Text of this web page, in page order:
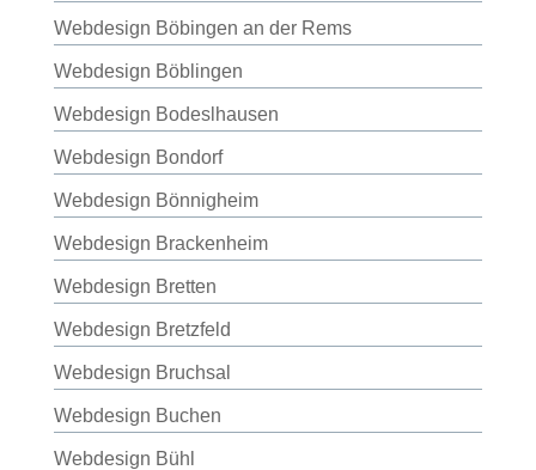
Webdesign Böbingen an der Rems
Webdesign Böblingen
Webdesign Bodeslhausen
Webdesign Bondorf
Webdesign Bönnigheim
Webdesign Brackenheim
Webdesign Bretten
Webdesign Bretzfeld
Webdesign Bruchsal
Webdesign Buchen
Webdesign Bühl